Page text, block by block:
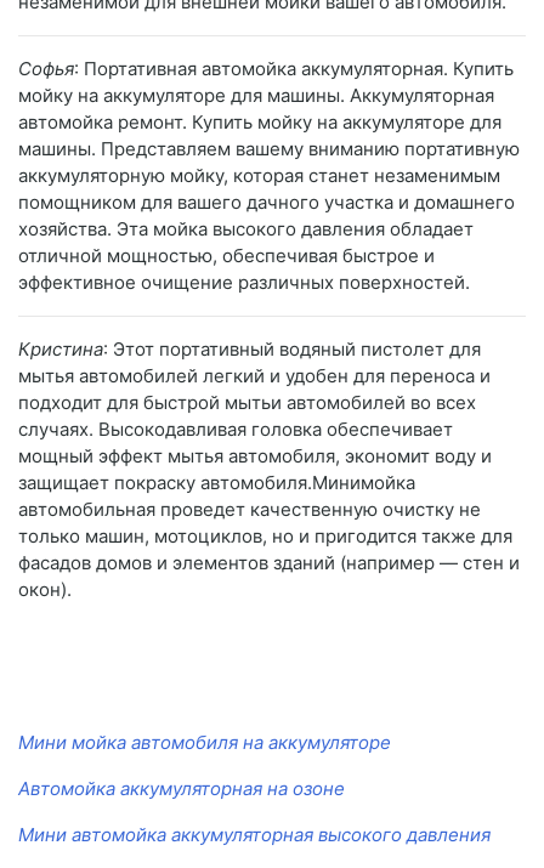
Софья: Портативная автомойка аккумуляторная. Купить
мойку на аккумуляторе для машины. Аккумуляторная
автомойка ремонт. Купить мойку на аккумуляторе для
машины. Представляем вашему вниманию портативную
аккумуляторную мойку, которая станет незаменимым
помощником для вашего дачного участка и домашнего
хозяйства. Эта мойка высокого давления обладает
отличной мощностью, обеспечивая быстрое и
эффективное очищение различных поверхностей.
Кристина: Этот портативный водяный пистолет для
мытья автомобилей легкий и удобен для переноса и
подходит для быстрой мытьи автомобилей во всех
случаях. Высокодавливая головка обеспечивает
мощный эффект мытья автомобиля, экономит воду и
защищает покраску автомобиля.Минимойка
автомобильная проведет качественную очистку не
только машин, мотоциклов, но и пригодится также для
фасадов домов и элементов зданий (например — стен и
окон).
Мини мойка автомобиля на аккумуляторе
Автомойка аккумуляторная на озоне
Мини автомойка аккумуляторная высокого давления